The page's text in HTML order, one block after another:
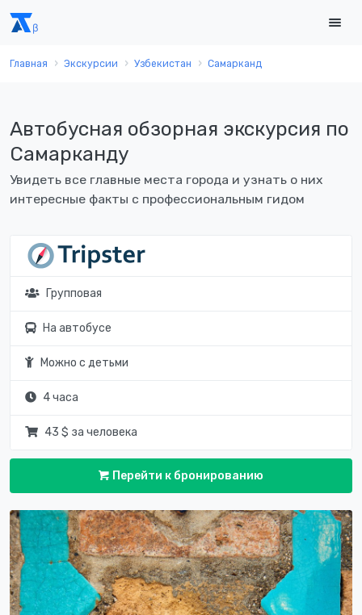
Главная Экскурсии Узбекистан Самарканд
Автобусная обзорная экскурсия по
Самарканду
Увидеть все главные места города и узнать о них
интересные факты с профессиональным гидом
Групповая
На автобусе
Можно с детьми
4 часа
43 $ за человека
Перейти к бронированию